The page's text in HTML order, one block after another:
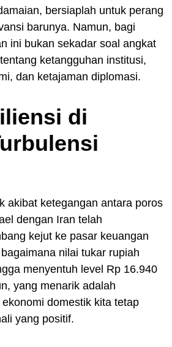
bersiaplah untuk perang
barunya. Namun, bagi
ini bukan sekadar soal angkat
ketangguhan institusi,
dan ketajaman diplomasi.
di
akibat ketegangan antara poros
dengan Iran telah
kejut ke pasar keuangan
nilai tukar rupiah
menyentuh level Rp 16.940
yang menarik adalah
domestik kita tetap
yang positif.